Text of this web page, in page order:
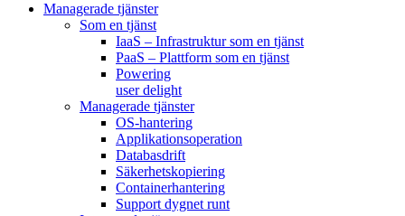
Managerade tjänster
Som en tjänst
IaaS – Infrastruktur som en tjänst
PaaS – Plattform som en tjänst
Powering
user delight
Managerade tjänster
OS-hantering
Applikationsoperation
Databasdrift
Säkerhetskopiering
Containerhantering
Support dygnet runt